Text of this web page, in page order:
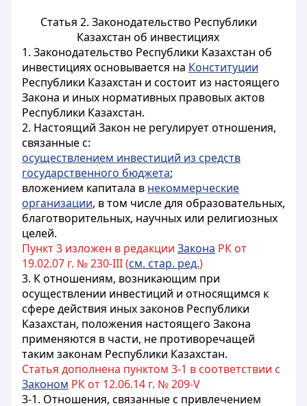
Статья 2. Законодательство Республики
Казахстан об инвестициях
1. Законодательство Республики Казахстан об
инвестициях основывается на Конституции
Республики Казахстан и состоит из настоящего
Закона и иных нормативных правовых актов
Республики Казахстан.
2. Настоящий Закон не регулирует отношения,
связанные с:
осуществлением инвестиций из средств
государственного бюджета;
вложением капитала в некоммерческие
организации, в том числе для образовательных,
благотворительных, научных или религиозных
целей.
Пункт 3 изложен в редакции Закона РК от
19.02.07 г. № 230-III (см. стар. ред.)
3. К отношениям, возникающим при
осуществлении инвестиций и относящимся к
сфере действия иных законов Республики
Казахстан, положения настоящего Закона
применяются в части, не противоречащей
таким законам Республики Казахстан.
Статья дополнена пунктом 3-1 в соответствии с
Законом РК от 12.06.14 г. № 209-V
3-1. Отношения, связанные с привлечением